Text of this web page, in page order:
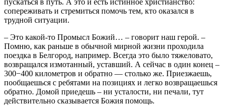
пускаться в путь. А это и есть истинное христианство:
сопереживать и стремиться помочь тем, кто оказался в
трудной ситуации.
– Это какой-то Промысл Божий… – говорит наш герой. –
Помню, как раньше в обычной мирной жизни проходила
поездка в Белгород, например. Всегда это было тяжеловато,
возвращался измотанный, уставший. А сейчас в один конец –
300−400 километров и обратно — столько же. Приезжаешь,
пообщаешься с ребятами на позициях и легко возвращаешься
обратно. Домой приедешь – ни усталости, ни печали, тут
действительно сказывается Божия помощь.